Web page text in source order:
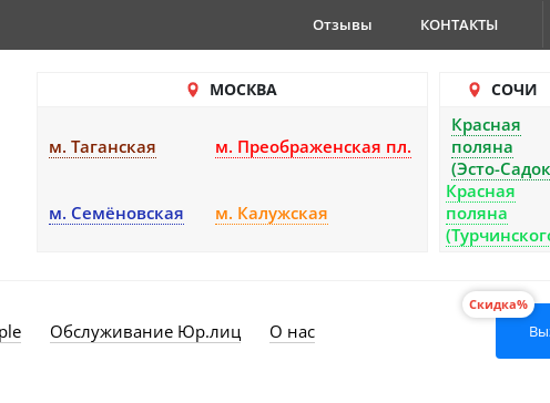
Отзывы КОНТАКТЫ
МОСКВА
м. Таганская м. Преображенская пл.
м. Семёновская м. Калужская
СОЧИ
Красная
поляна
(Эсто-
Красная
поляна
Обслуживание Юр.лиц О нас
Скидка%